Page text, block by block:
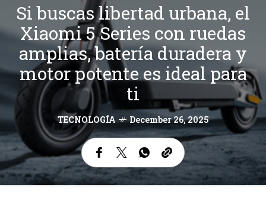
Si buscas libertad urbana, el
Xiaomi 5 Series con ruedas
amplias, batería duradera y
motor potente es ideal para
ti
TECNOLOGÍA December 26, 2025